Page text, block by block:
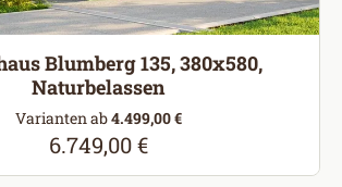
Blumberg 135, 380x580,
Naturbelassen
Varianten ab4.499,00 €
Regulärer Preis:
6.749,00 €